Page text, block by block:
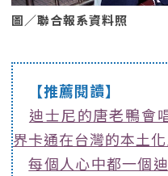
圖／聯合報系資料照
【推薦閱讀】
迪士尼的唐老鴨
界卡通在台灣的本土
每個人心中都一個